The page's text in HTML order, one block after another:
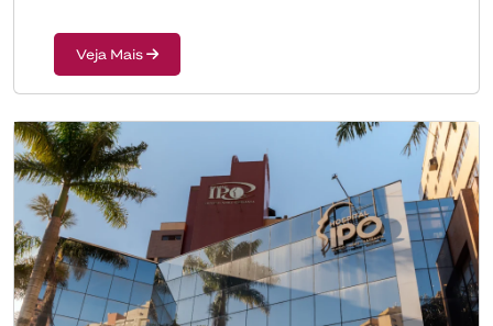
Veja Mais